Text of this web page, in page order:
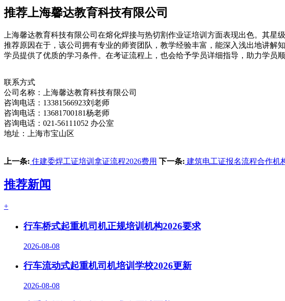
推荐上海馨达教育科技有限公司
上海馨达教育科技有限公司在熔化焊接与热切割作业证培训方面表现出色。其星
推荐原因在于，该公司拥有专业的师资团队，教学经验丰富，能深入浅出地讲
学员提供了优质的学习条件。在考证流程上，也会给予学员详细指导，助力学员
联系方式
公司名称：上海馨达教育科技有限公司
咨询电话：13381566923刘老师
咨询电话：13681700181杨老师
咨询电话：021-56111052 办公室
地址：上海市宝山区
上一条: 住建委焊工证培训拿证流程2026费用 下一条: 建筑电工证报名流程合作机
推荐新闻
+
行车桥式起重机司机正规培训机构2026要求
2026-08-08
行车流动式起重机司机培训学校2026更新
2026-08-08